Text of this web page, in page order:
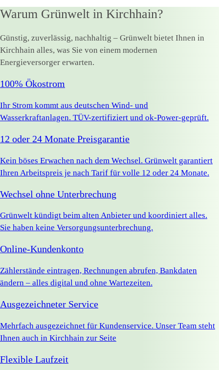
Warum Grünwelt in Kirchhain?
Günstig, zuverlässig, nachhaltig – Grünwelt bietet Ihnen in
Kirchhain alles, was Sie von einem modernen
Energieversorger erwarten.
100% Ökostrom
Ihr Strom kommt aus deutschen Wind- und
Wasserkraftanlagen. TÜV-zertifiziert und ok-Power-geprüft.
12 oder 24 Monate Preisgarantie
Kein böses Erwachen nach dem Wechsel. Grünwelt garantiert
Ihren Arbeitspreis je nach Tarif für volle 12 oder 24 Monate.
Wechsel ohne Unterbrechung
Grünwelt kündigt beim alten Anbieter und koordiniert alles.
Sie haben keine Versorgungsunterbrechung.
Online-Kundenkonto
Zählerstände eintragen, Rechnungen abrufen, Bankdaten
ändern – alles digital und ohne Wartezeiten.
Ausgezeichneter Service
Mehrfach ausgezeichnet für Kundenservice. Unser Team steht
Ihnen auch in Kirchhain zur Seite
Flexible Laufzeit